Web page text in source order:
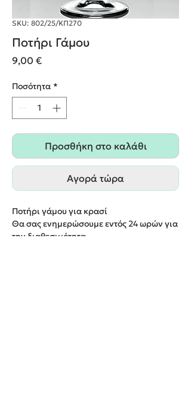
SKU: 802/25/ΚΠ270
Ποτήρι Γάμου
9,00 €Τιμή
Ποσότητα *
Προσθήκη στο καλάθι
Αγορά τώρα
Ποτήρι γάμου για κρασί
Θα σας ενημερώσουμε εντός 24 ωρών για
την διαθεσιμότητα